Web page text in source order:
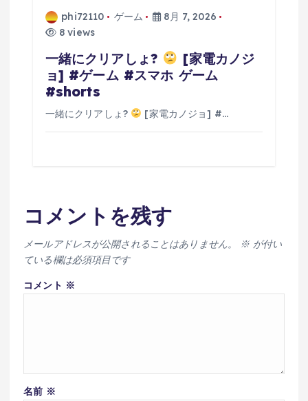
phi72110 ゲーム
8月 7, 2026
8 views
一緒にクリアしょ?
[家電カノジ
ョ] #ゲーム #スマホ ゲーム
#shorts
一緒にクリアしょ? [家電カノジョ] #…
コメントを残す
メールアドレスが公開されることはありません。 ※が付い
ている欄は必須項目です
コメント ※
名前 ※